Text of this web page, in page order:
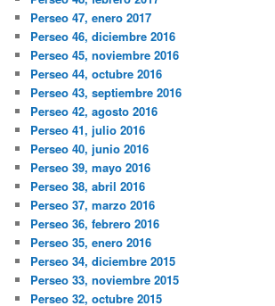
Perseo 47, enero 2017
Perseo 46, diciembre 2016
Perseo 45, noviembre 2016
Perseo 44, octubre 2016
Perseo 43, septiembre 2016
Perseo 42, agosto 2016
Perseo 41, julio 2016
Perseo 40, junio 2016
Perseo 39, mayo 2016
Perseo 38, abril 2016
Perseo 37, marzo 2016
Perseo 36, febrero 2016
Perseo 35, enero 2016
Perseo 34, diciembre 2015
Perseo 33, noviembre 2015
Perseo 32, octubre 2015